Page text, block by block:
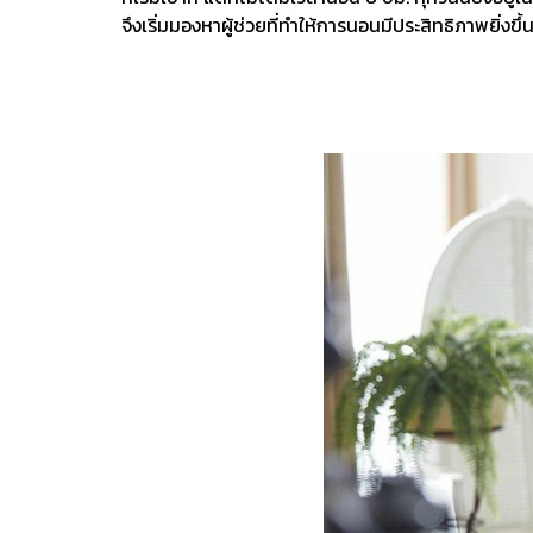
จึงเริ่มมองหาผู้ช่วยที่ทำให้การนอนมีประสิทธิภาพยิ่งขึ้